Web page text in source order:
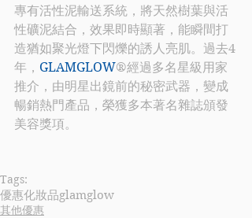
專有活性泥輸送系統，將天然樹葉與活
性礦泥結合，效果即時顯著，能瞬間打
造猶如聚光燈下閃爍的誘人亮肌。過去4
年， GLAMGLOW®經過多名星級用家
推介，由明星出鏡前的秘密武器，變成
暢銷熱門產品，榮獲多本著名雜誌頒發
美容獎項。
Tags:
優惠化妝品glamglow
其他優惠